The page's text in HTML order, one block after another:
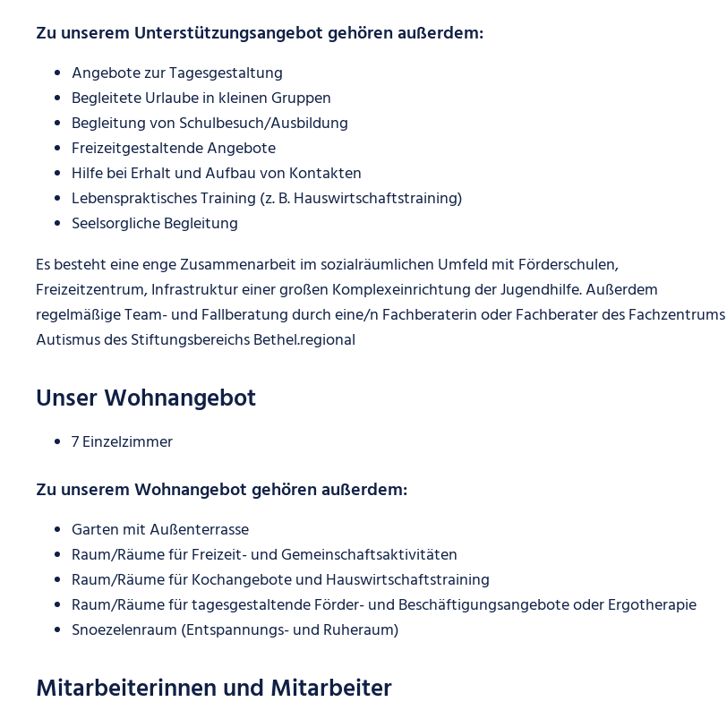
Zu unserem Unterstützungsangebot gehören außerdem:
Angebote zur Tagesgestaltung
Begleitete Urlaube in kleinen Gruppen
Begleitung von Schulbesuch/Ausbildung
Freizeitgestaltende Angebote
Hilfe bei Erhalt und Aufbau von Kontakten
Lebenspraktisches Training (z. B. Hauswirtschaftstraining)
Seelsorgliche Begleitung
Es besteht eine enge Zusammenarbeit im sozialräumlichen Umfeld mit Förderschulen,
Freizeitzentrum, Infrastruktur einer großen Komplexeinrichtung der Jugendhilfe. Außerdem
regelmäßige Team- und Fallberatung durch eine/n Fachberaterin oder Fachberater des Fachzentrums
Autismus des Stiftungsbereichs Bethel.regional
Unser Wohnangebot
7 Einzelzimmer
Zu unserem Wohnangebot gehören außerdem:
Garten mit Außenterrasse
Raum/Räume für Freizeit- und Gemeinschaftsaktivitäten
Raum/Räume für Kochangebote und Hauswirtschaftstraining
Raum/Räume für tagesgestaltende Förder- und Beschäftigungsangebote oder Ergotherapie
Snoezelenraum (Entspannungs- und Ruheraum)
Mitarbeiterinnen und Mitarbeiter